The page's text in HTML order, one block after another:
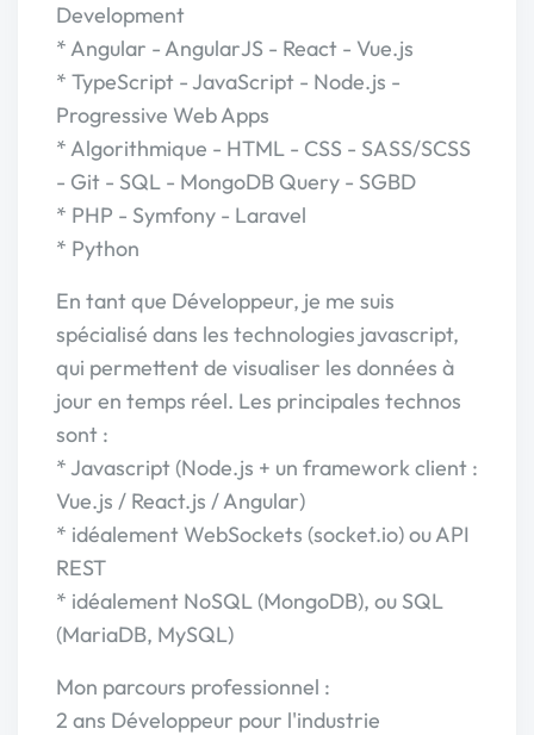
Development
* Angular - AngularJS - React - Vue.js
* TypeScript - JavaScript - Node.js -
Progressive Web Apps
* Algorithmique - HTML - CSS - SASS/SCSS
- Git - SQL - MongoDB Query - SGBD
* PHP - Symfony - Laravel
* Python
En tant que Développeur, je me suis
spécialisé dans les technologies javascript,
qui permettent de visualiser les données à
jour en temps réel. Les principales technos
sont :
* Javascript (Node.js + un framework client :
Vue.js / React.js / Angular)
* idéalement WebSockets (socket.io) ou API
REST
* idéalement NoSQL (MongoDB), ou SQL
(MariaDB, MySQL)
Mon parcours professionnel :
2 ans Développeur pour l'industrie